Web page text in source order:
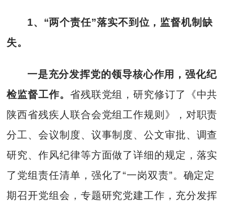
1、“两个责任”落实不到位，监督机制缺
失。
一是充分发挥党的领导核心作用，强化纪
检监督工作。 省残联党组，研究修订了《中共
陕西省残疾人联合会党组工作规则》，对职责
分工、会议制度、议事制度、公文审批、调查
研究、作风纪律等方面做了详细的规定，落实
了党组责任清单，强化了“一岗双责”。确定定
期召开党组会，专题研究党建工作，充分发挥